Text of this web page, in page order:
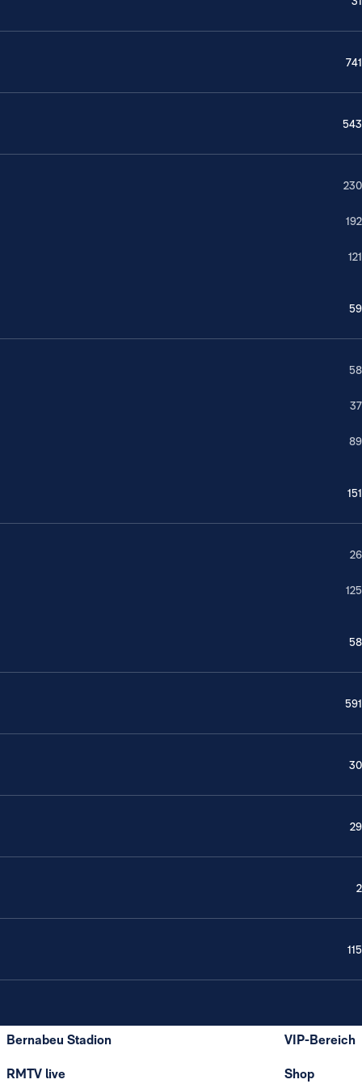
741
543
230
192
121
59
58
37
89
151
26
125
58
591
30
29
2
115
Bernabeu Stadion
RMTV live
VIP-Bereich
Shop